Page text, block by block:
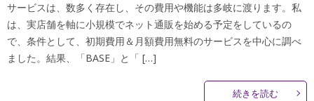
サービスは、数多く存在し、その費用や機能は多岐に渡ります。私
は、実店舗を軸に小規模でネット通販を始める予定をしているの
で、条件として、初期費用＆月額費用無料のサービスを中心に調べ
ました。結果、「BASE」と「 […]
続きを読む